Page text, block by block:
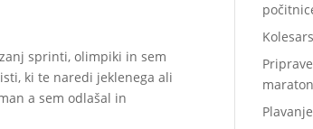
sprinti, olimpiki in sem
ki te naredi jeklenega ali
a sem odlašal in
Plavanje